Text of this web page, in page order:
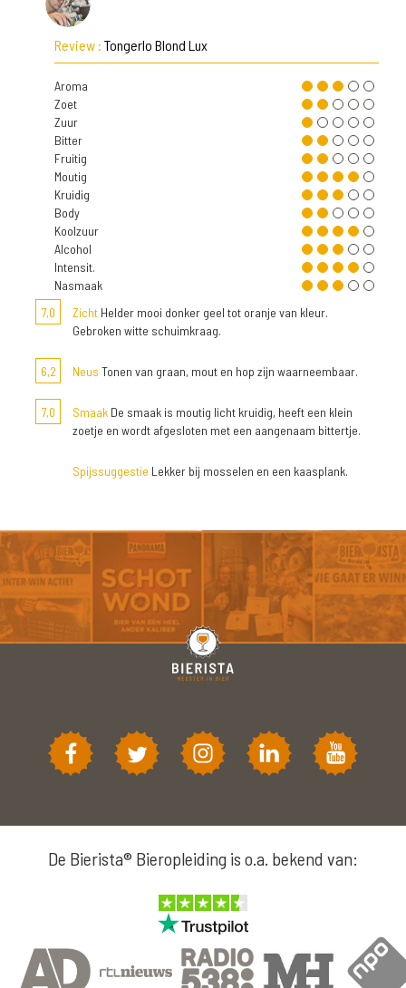
Review : Tongerlo Blond Lux
Aroma
Zoet
Zuur
Bitter
Fruitig
Moutig
Kruidig
Body
Koolzuur
Alcohol
Intensit.
Nasmaak
7,0
Zicht Helder mooi donker geel tot oranje van kleur.
Gebroken witte schuimkraag.
6,2 Neus Tonen van graan, mout en hop zijn waarneembaar.
7,0 Smaak De smaak is moutig licht kruidig, heeft een klein
zoetje en wordt afgesloten met een aangenaam bittertje.
Spijssuggestie Lekker bij mosselen en een kaasplank.
De Bierista® Bieropleiding is o.a. bekend van: